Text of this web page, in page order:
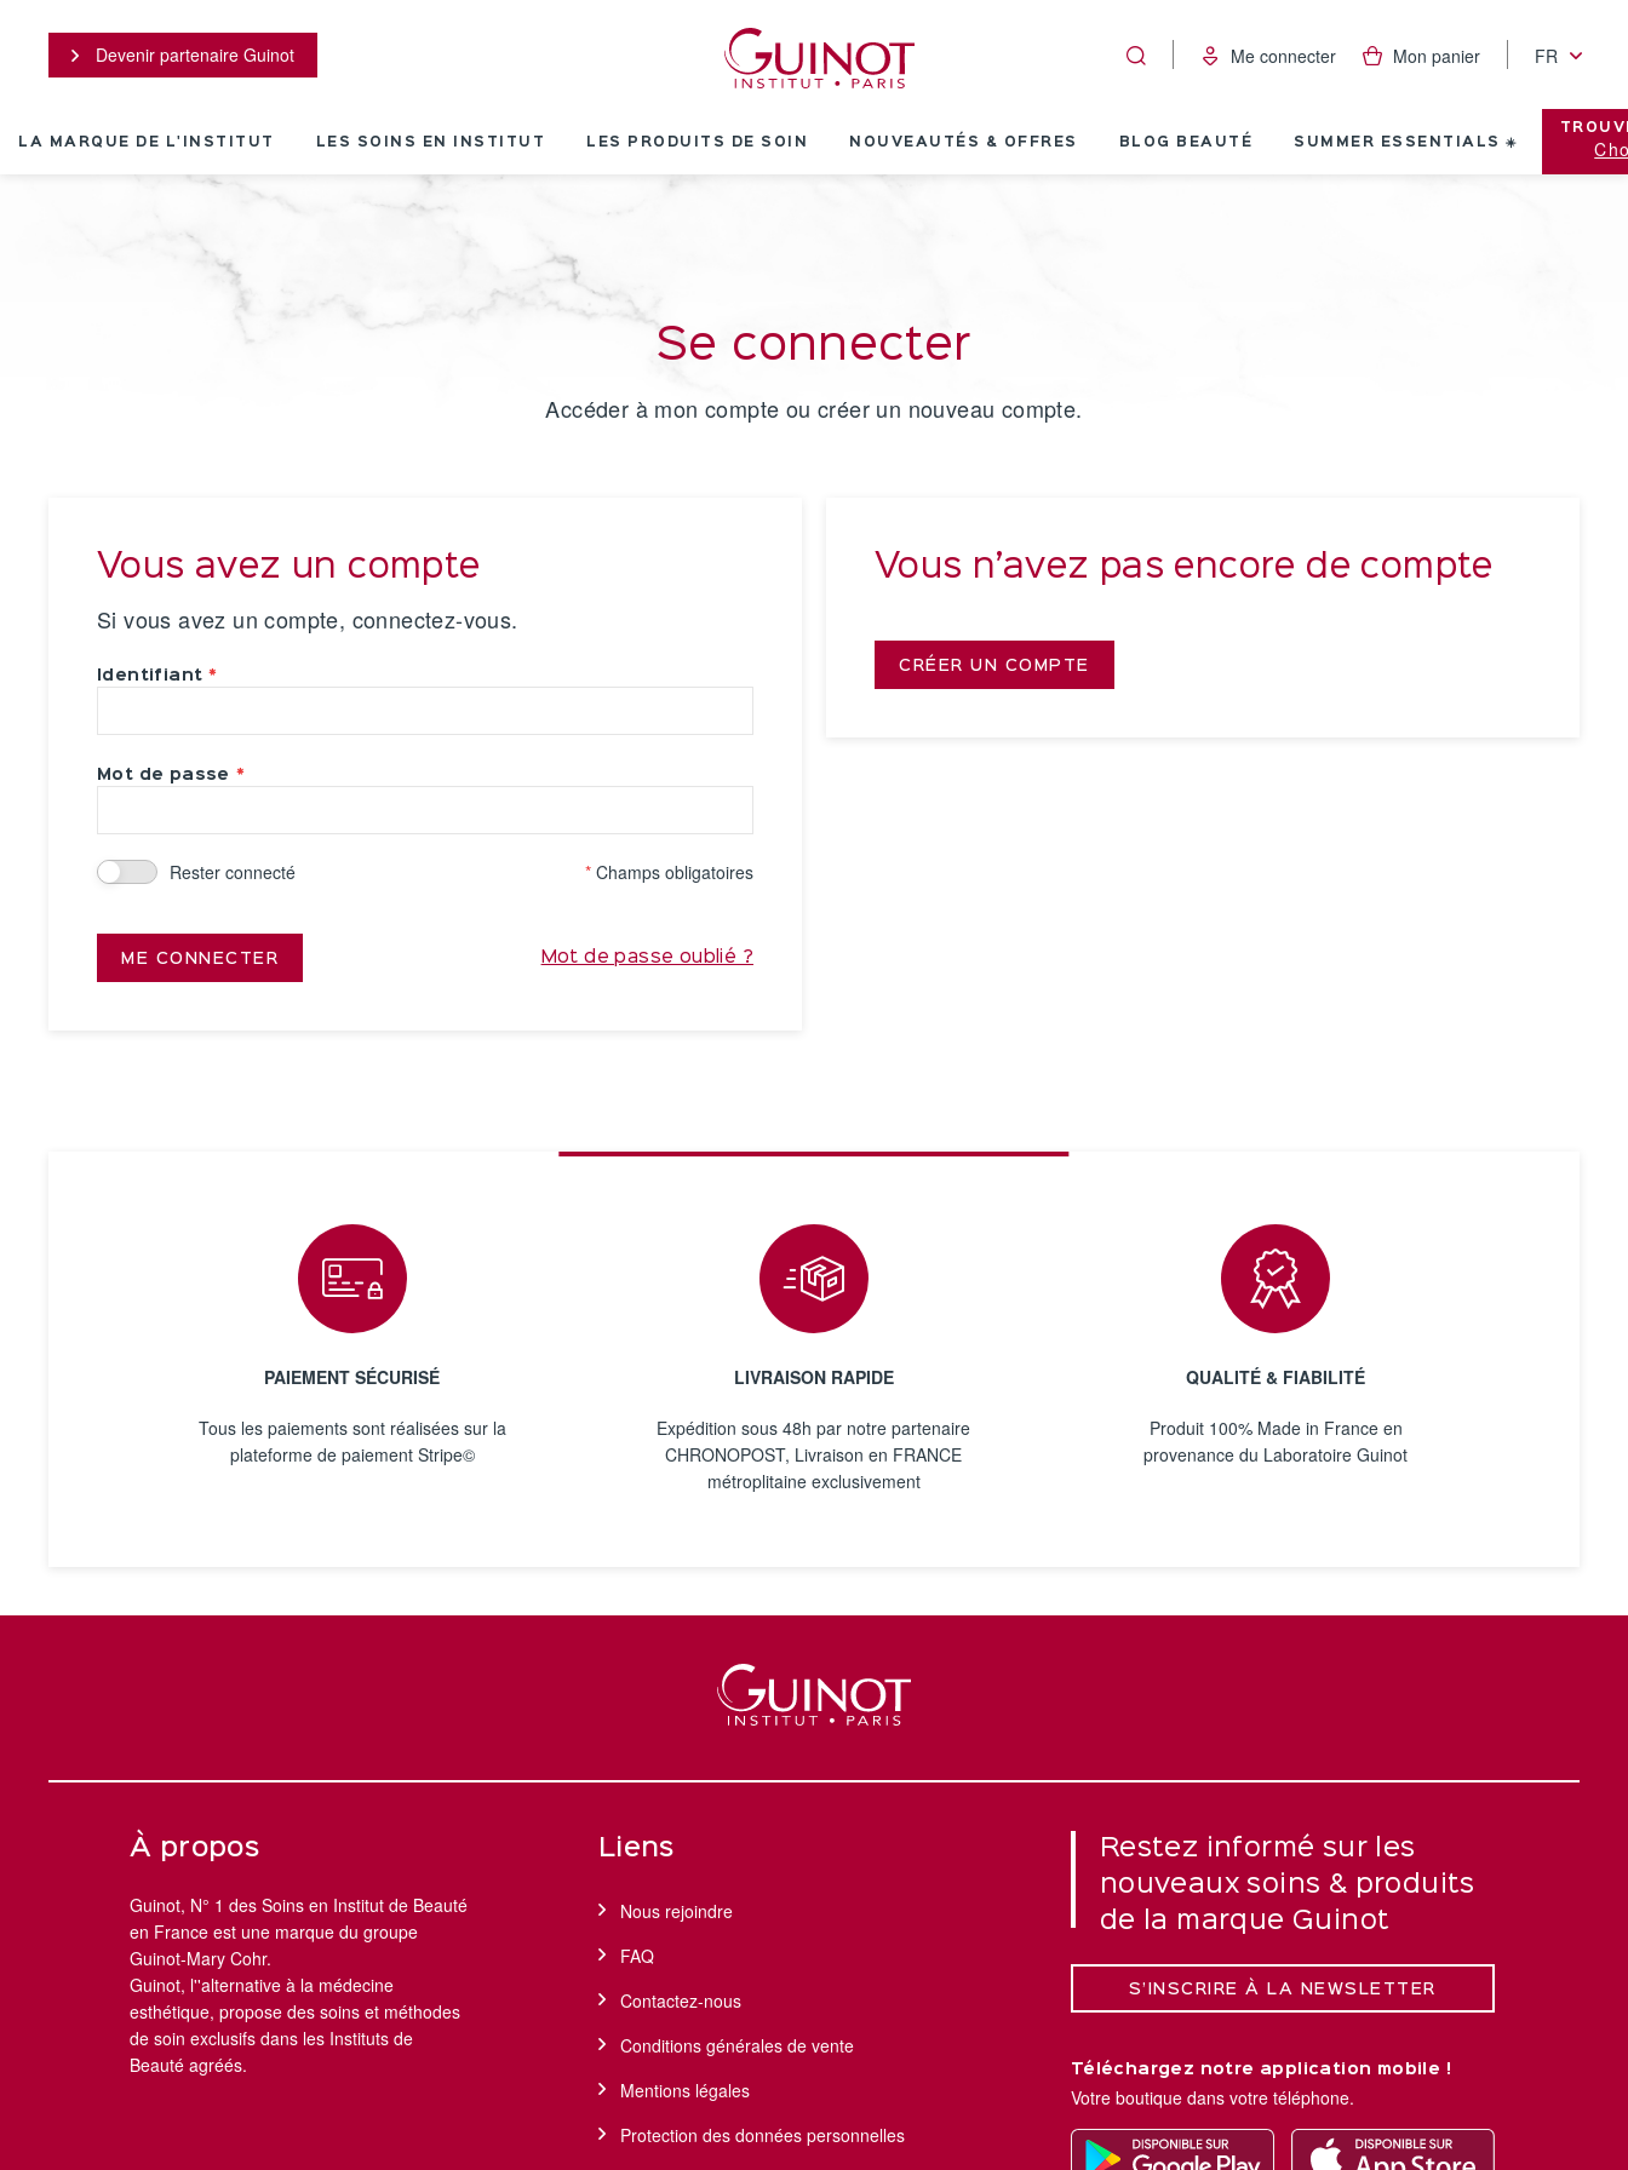
Devenir partenaire Guinot Me connecter Mon panier FR
LA MARQUE DE L'INSTITUT LES SOINS EN INSTITUT LES PRODUITS DE SOIN NOUVEAUTÉS & OFFRES BLOG BEAUTÉ SUMMER ESSENTIALS ☀️
Se connecter
Accéder à mon compte ou créer un nouveau compte.
Vous avez un compte
Si vous avez un compte, connectez-vous.
Identifiant
Mot de passe
Rester connecté * Champs obligatoires
ME CONNECTER Mot de passe oublié ?
Vous n’avez pas encore de compte
CRÉER UN COMPTE
PAIEMENT SÉCURISÉ
Tous les paiements sont réalisées sur la
plateforme de paiement Stripe©
LIVRAISON RAPIDE
Expédition sous 48h par notre partenaire
CHRONOPOST, Livraison en FRANCE
métroplitaine exclusivement
QUALITÉ & FIABILITÉ
Produit 100% Made in France en
provenance du Laboratoire Guinot
À propos
Guinot, N° 1 des Soins en Institut de Beauté
en France est une marque du groupe
Guinot-Mary Cohr.
Guinot, l''alternative à la médecine
esthétique, propose des soins et méthodes
de soin exclusifs dans les Instituts de
Beauté agréés.
Liens
Nous rejoindre
FAQ
Contactez-nous
Conditions générales de vente
Mentions légales
Protection des données personnelles
Restez informé sur les
nouveaux soins & produits
de la marque Guinot
S’INSCRIRE À LA NEWSLETTER
Téléchargez notre application mobile !
Votre boutique dans votre téléphone.